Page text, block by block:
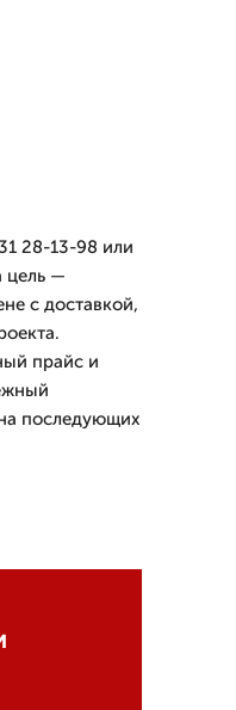
28-13-98 или
цель —
с доставкой,
прайс и
последующих